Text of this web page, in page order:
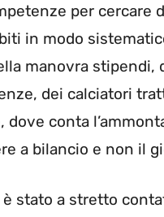
per cercare
in modo
manovra stipendi,
dei calciatori
dove conta
a bilancio e non il
è stato a stretto